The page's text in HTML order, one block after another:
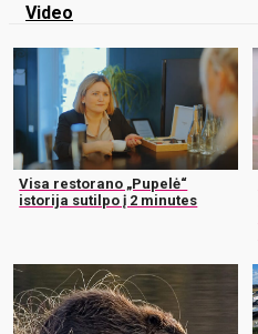
Video
Visa restorano „Pupelė“
istorija sutilpo į 2 minutes